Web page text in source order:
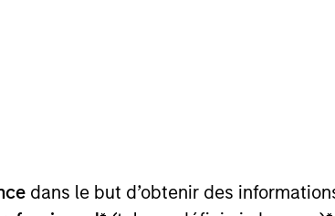
dans le but d’obtenir des